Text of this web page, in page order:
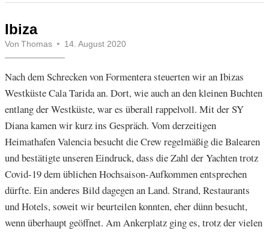
Ibiza
Von Thomas 14. August 2020
Nach dem Schrecken von Formentera steuerten wir an Ibizas
Westküste Cala Tarida an. Dort, wie auch an den kleinen Buchten
entlang der Westküste, war es überall rappelvoll. Mit der SY
Diana kamen wir kurz ins Gespräch. Vom derzeitigen
Heimathafen Valencia besucht die Crew regelmäßig die Balearen
und bestätigte unseren Eindruck, dass die Zahl der Yachten trotz
Covid-19 dem üblichen Hochsaison-Aufkommen entsprechen
dürfte. Ein anderes Bild dagegen an Land. Strand, Restaurants
und Hotels, soweit wir beurteilen konnten, eher dünn besucht,
wenn überhaupt geöffnet. Am Ankerplatz ging es, trotz der vielen